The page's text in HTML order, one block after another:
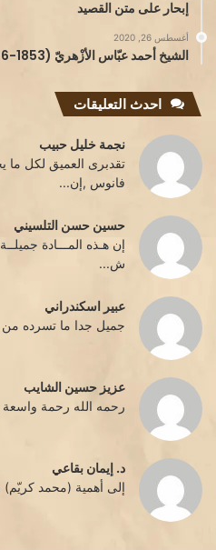
إبحار على متن القصيد
أغسطس 26, 2020
الشيخ أحمد عبّاس الأزْهريّ (1853-1926):الكلّيّة العثمانيّة
احدث التعليقات
نجمة خليل حبيب
تقدبرى العميق لكل ما
فانوس ,إن...
حسين حسن التلسيني
إن هـذه المـــادة
ش...
عبير اسكندراني
جميل جدا ما تسرده من
عزيز حسين الشايب
رحمه الله رحمة واسعة
د. إيمان بقاعي
إلى أهمية (محمد كريّم)